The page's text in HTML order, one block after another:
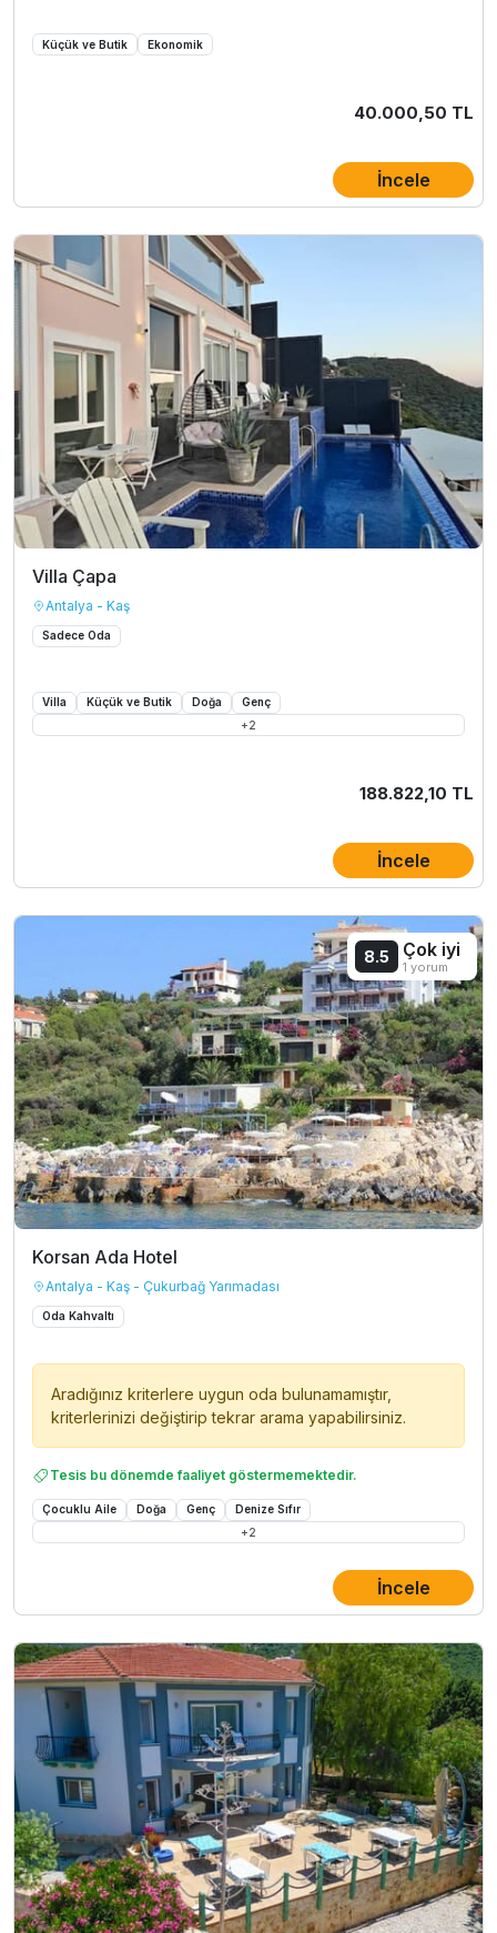
Küçük ve Butik Ekonomik
40.000,50 TL
İncele
Villa Çapa
Antalya - Kaş
Sadece Oda
Villa Küçük ve Butik Doğa
Genç
+2
188.822,10 TL
İncele
Korsan Ada Hotel
Antalya - Kaş - Çukurbağ Yarımadası
Oda Kahvaltı
Aradığınız kriterlere uygun oda bulunamamıştır,
kriterlerinizi değiştirip tekrar arama yapabilirsiniz.
Tesis bu dönemde faaliyet göstermemektedir.
Çocuklu Aile Doğa Genç
Denize Sıfır
+2
8.5 Çok iyi
1 yorum
İncele